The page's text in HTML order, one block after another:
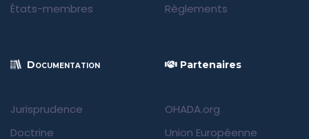
États-membres
Règlements
Documentation
Jurisprudence
Doctrine
Partenaires
OHADA.org
Union Européenne